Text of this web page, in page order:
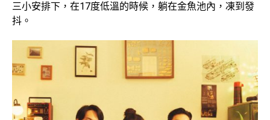
三小安排下，在17度低溫的時候，躺在金魚池內，凍到發
抖。